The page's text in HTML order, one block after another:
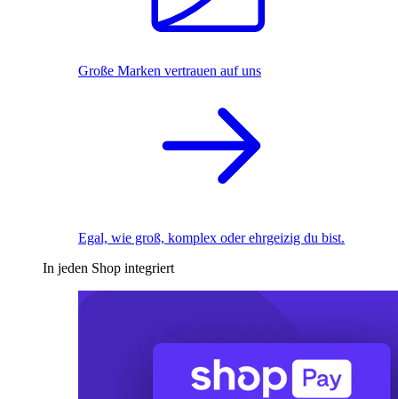
Große Marken vertrauen auf uns
Egal, wie groß, komplex oder ehrgeizig du bist.
In jeden Shop integriert